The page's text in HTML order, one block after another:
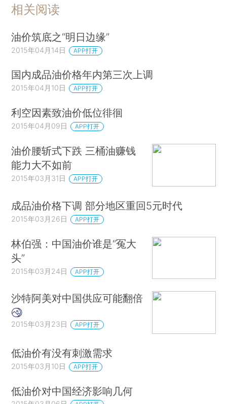
相关阅读
油价筑底之“明日边缘”
2015年04月14日 APP打开
国内成品油价格年内第三次上调
2015年04月10日 APP打开
利空因素致油价低位徘徊
2015年04月09日 APP打开
油价腰斩式下跌 三桶油赚钱
能力大不如前
2015年03月31日 APP打开
成品油价格下调 部分地区重回5元时代
2015年03月26日 APP打开
林伯强：中国油价谁是“冤大
头”
2015年03月24日 APP打开
沙特阿美对中国供应可能翻倍
2015年03月23日 APP打开
低油价有没有刺激需求
2015年03月10日 APP打开
低油价对中国经济影响几何